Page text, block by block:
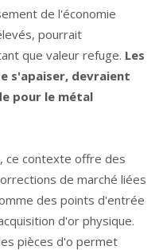
de l'économie
pourrait
que valeur refuge. Les
s'apaiser, devraient
pour le métal
ce contexte offre des
de marché liées
des points d'entrée
d'or physique.
pièces d'o permet